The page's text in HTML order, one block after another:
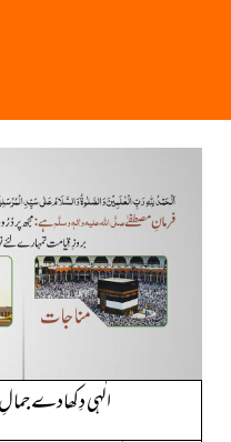
الٰہی دِکھادے